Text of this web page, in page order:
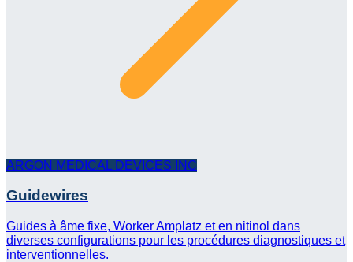
ARGON MEDICAL DEVICES INC
Guidewires
Guides à âme fixe, Worker Amplatz et en nitinol dans
diverses configurations pour les procédures diagnostiques et
interventionnelles.